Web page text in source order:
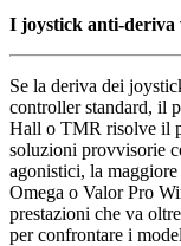
I joystick anti-deriva
Se la deriva dei
controller standard, il
Hall o TMR risolve il
soluzioni provvisorie
agonistici, la
Omega o Valor Pro
prestazioni che va
per confrontare i